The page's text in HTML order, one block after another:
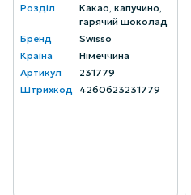
Розділ
Какао, капучино,
гарячий шоколад
Бренд
Swisso
Країна
Німеччина
Артикул
231779
Штрихкод
4260623231779